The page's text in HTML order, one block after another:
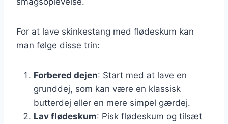
For at lave skinkestang med flødeskum kan
man følge disse trin:
Forbered dejen: Start med at lave en
grunddej, som kan være en klassisk
butterdej eller en mere simpel gærdej.
Lav flødeskum: Pisk flødeskum og tilsæt